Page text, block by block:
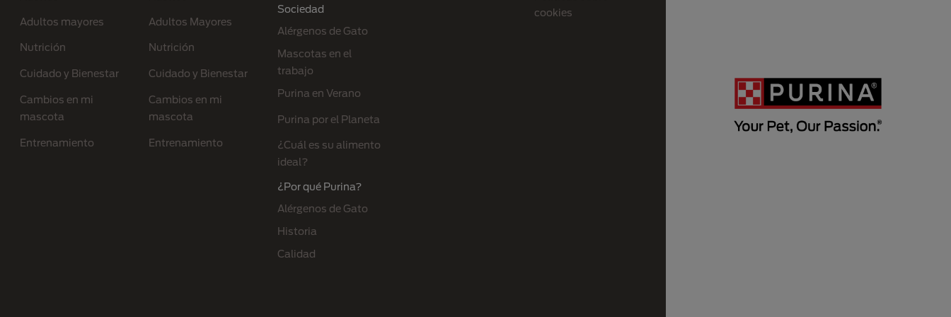
Adultos mayores
Nutrición
Cuidado y Bienestar
Cambios en mi
mascota
Entrenamiento
Adultos Mayores
Nutrición
Cuidado y Bienestar
Cambios en mi
mascota
Entrenamiento
Sociedad
Alérgenos de Gato
Mascotas en el
trabajo
Purina en Verano
Purina por el Planeta
¿Cuál es su alimento
ideal?
¿Por qué Purina?
Alérgenos de Gato
Historia
Calidad
cookies